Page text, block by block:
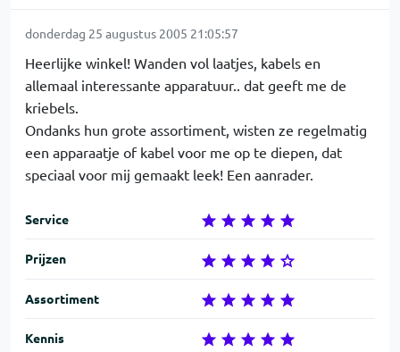
donderdag 25 augustus 2005 21:05:57
Heerlijke winkel! Wanden vol laatjes, kabels en
allemaal interessante apparatuur.. dat geeft me de
kriebels.
Ondanks hun grote assortiment, wisten ze regelmatig
een apparaatje of kabel voor me op te diepen, dat
speciaal voor mij gemaakt leek! Een aanrader.
Service
Prijzen
Assortiment
Kennis